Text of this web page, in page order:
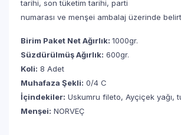
tarihi, son tüketim tarihi, parti
numarası ve menşei ambalaj üzerinde
Birim Paket Net Ağırlık: 1000gr.
Süzdürülmüş Ağırlık: 600gr.
Koli: 8 Adet
Muhafaza Şekli: 0/4 C
İçindekiler: Uskumru fileto, Ayçiçek yağı,
Menşei: NORVEÇ